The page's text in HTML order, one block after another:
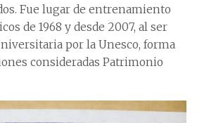
Fue lugar de entrenamiento
de 1968 y desde 2007, al ser
por la Unesco, forma
consideradas Patrimonio